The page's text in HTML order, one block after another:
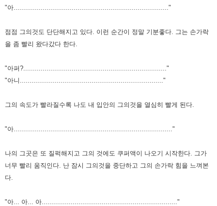
"아................................................................................"
점점 그의것도 단단해지고 있다. 이런 순간이 정말 기분좋다.
그는 손가락
을 좀 빨리 왔다갔다 한다.
"아퍼?.........................................................................."
"아니.........................................................................."
그의 속도가 빨라질수록 나도 내 입안의 그의것을 열심히 빨게 된다.
"아.................................................................................."
나의 그곳은 또 질퍽해지고 그의 것에도 쿠퍼액이 나오기 시작한다.
그가
너무 빨리 움직인다. 난 잠시 그의것을 중단하고 그의 손가락 힘을 느껴본
다.
"아... 아... 아......................................................................"